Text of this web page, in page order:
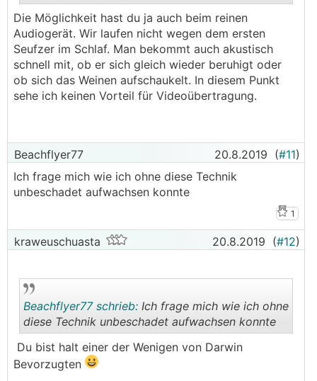
.
Die Möglichkeit hast du ja auch beim reinen
Audiogerät. Wir laufen nicht wegen dem ersten
Seufzer im Schlaf. Man bekommt auch akustisch
schnell mit, ob er sich gleich wieder beruhigt oder
ob sich das Weinen aufschaukelt. In diesem Punkt
sehe ich keinen Vorteil für Videoübertragung.
Beachflyer77 20.8.2019 (#11)
Ich frage mich wie ich ohne diese Technik
unbeschadet aufwachsen konnte
1
kraweuschuasta 20.8.2019 (#12)
Beachflyer77 schrieb: Ich frage mich wie ich ohne
diese Technik unbeschadet aufwachsen konnte
Du bist halt einer der Wenigen von Darwin
Bevorzugten